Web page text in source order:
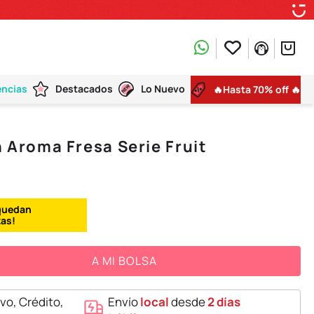
Destacados Lo Nuevo 🔥Hasta 70% off 🔥
Fresa Serie Fruit
A MI BOLSA
Crédito,
Envíolocaldesde2 días